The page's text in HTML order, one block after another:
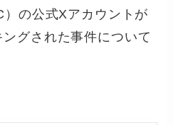
の公式Xアカウントが
グされた事件について